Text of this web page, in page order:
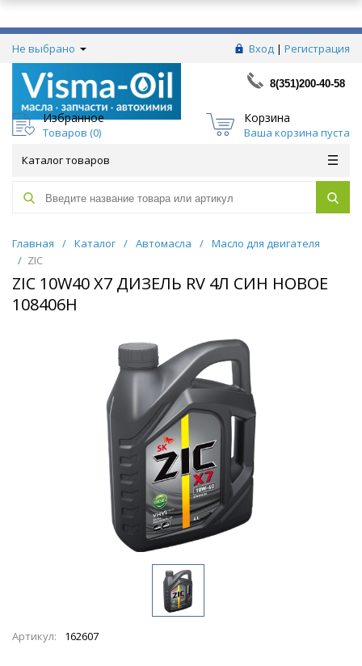
Не выбрано Вход | Регистрация
8(351)200-40-58
Избранное
Товаров (0)
Корзина
Ваша корзина пуста
Каталог товаров
Главная / Каталог / Автомасла / Масло для двигателя
/ ZIC
ZIC 10W40 X7 ДИЗЕЛЬ RV 4Л СИН НОВОЕ
108406H
Артикул: 162607